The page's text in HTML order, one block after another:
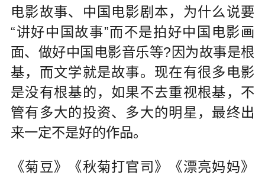
电影故事、中国电影剧本，为什么说要
“讲好中国故事”而不是拍好中国电影画
面、做好中国电影音乐等?因为故事是根
基，而文学就是故事。现在有很多电影
是没有根基的，如果不去重视根基，不
管有多大的投资、多大的明星，最终出
来一定不是好的作品。
《菊豆》《秋菊打官司》《漂亮妈妈》